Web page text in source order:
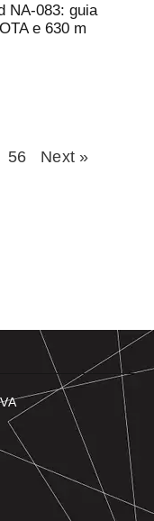
NA-083: guia
e 630 m
56 Next »